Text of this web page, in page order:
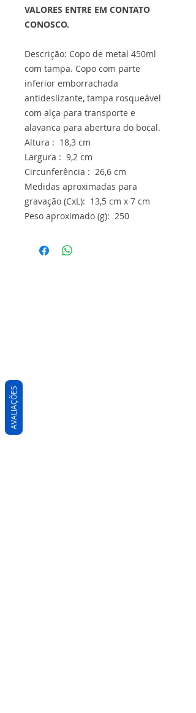
VALORES ENTRE EM CONTATO
CONOSCO.
Descrição: Copo de metal 450ml
com tampa. Copo com parte
inferior emborrachada
antideslizante, tampa rosqueável
com alça para transporte e
alavanca para abertura do bocal.
Altura : 18,3 cm
Largura : 9,2 cm
Circunferência : 26,6 cm
Medidas aproximadas para
gravação (CxL): 13,5 cm x 7 cm
Peso aproximado (g): 250
AVALIAÇÕES